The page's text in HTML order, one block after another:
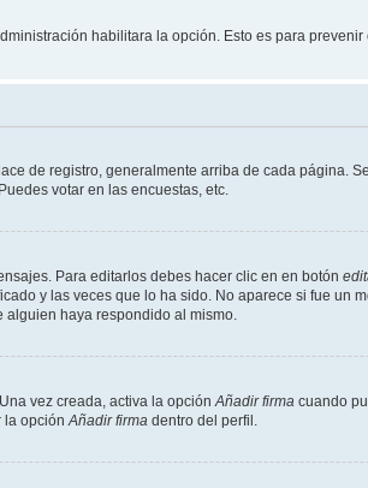
habilitara la opción. Esto es para
de registro, generalmente arriba de cada página.
votar en las encuestas, etc.
Para editarlos debes hacer clic en en botón
y las veces que lo ha sido. No aparece si fue
haya respondido al mismo.
vez creada, activa la opción Añadir firma cuando
la opción Añadir firma dentro del perfil.